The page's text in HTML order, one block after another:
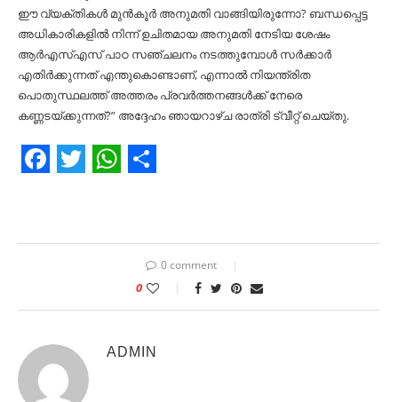
ഈ വ്യക്തികൾ മുൻകൂർ അനുമതി വാങ്ങിയിരുന്നോ? ബന്ധപ്പെട്ട
അധികാരികളിൽ നിന്ന് ഉചിതമായ അനുമതി നേടിയ ശേഷം
ആർ‌എസ്‌എസ് പാഠ സഞ്ചലനം നടത്തുമ്പോൾ സർക്കാർ
എതിർക്കുന്നത് എന്തുകൊണ്ടാണ്, എന്നാൽ നിയന്ത്രിത
പൊതുസ്ഥലത്ത് അത്തരം പ്രവർത്തനങ്ങൾക്ക് നേരെ
കണ്ണടയ്ക്കുന്നത്?” അദ്ദേഹം ഞായറാഴ്ച രാത്രി ട്വീറ്റ് ചെയ്തു.
0 comment
0
ADMIN